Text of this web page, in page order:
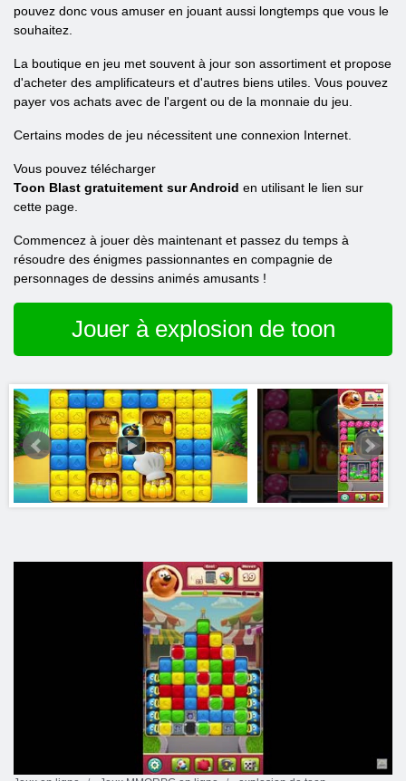
pouvez donc vous amuser en jouant aussi longtemps que vous le
souhaitez.
La boutique en jeu met souvent à jour son assortiment et propose
d'acheter des amplificateurs et d'autres biens utiles. Vous pouvez
payer vos achats avec de l'argent ou de la monnaie du jeu.
Certains modes de jeu nécessitent une connexion Internet.
Vous pouvez télécharger
Toon Blast gratuitement sur Android en utilisant le lien sur
cette page.
Commencez à jouer dès maintenant et passez du temps à
résoudre des énigmes passionnantes en compagnie de
personnages de dessins animés amusants !
Jouer à explosion de toon